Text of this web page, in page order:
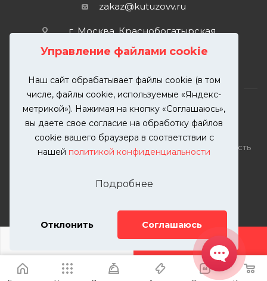
Управление файлами cookie
Наш сайт обрабатывает файлы cookie (в том
числе, файлы cookie, используемые «Яндекс-
метрикой»). Нажимая на кнопку «Соглашаюсь»,
вы даете свое согласие на обработку файлов
cookie вашего браузера в соответствии с
нашей политикой конфиденциальности
Подробнее
Отклонить Соглашаюсь
ДОБАВИТЬ УСЛУГУ
zakaz@kutuzovv.ru
г. Москва, Краснобогатырская
2026 © KUTUZOVV | Кузовной ремонт и покраска
автомобилей. Вся информация на сайте – собственность
разрешения запрещена. Все права защищены.
Телефон: 8(499)-302-00-57